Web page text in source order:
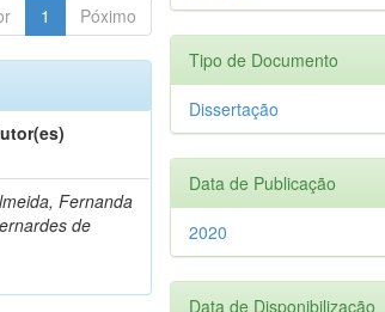
1 Póximo
Fernanda
de
Tipo de Documento
Dissertação
Data de Publicação
2020
Data de Disponibilização